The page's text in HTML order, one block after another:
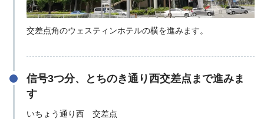
交差点角のウェスティンホテルの横を進みます。
信号3つ分、とちのき通り西交差点まで進みま
す
いちょう通り西 交差点